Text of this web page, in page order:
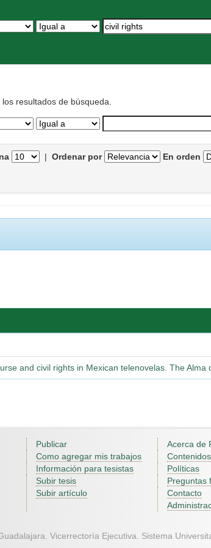
resultados de búsqueda.
| Ordenar por En orden
and civil rights in Mexican telenovelas. The Alma
Publicar
Como agregar mis trabajos
Información para tesistas
Subir tesis
Subir artículo
Acerca de
Contenidos
Políticas
Preguntas
Contacto
Vicerrectoría Ejecutiva. Sistema